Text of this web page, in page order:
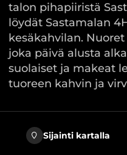
talon pihapiiristä
löydät Sastamalan
kesäkahvilan.
joka päivä alusta
suolaiset ja makeat
tuoreen kahvin ja
Sijainti kartalla